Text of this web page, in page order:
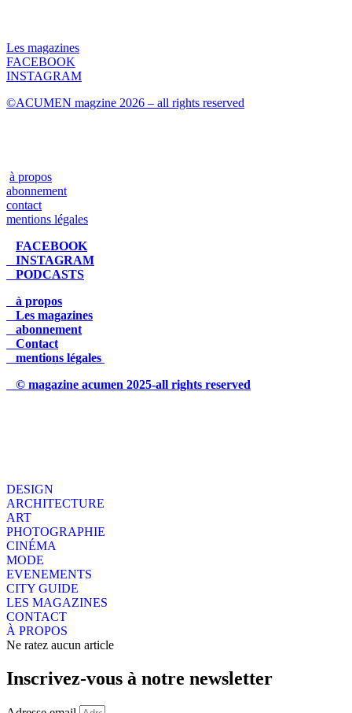
Les magazines
FACEBOOK
INSTAGRAM
©ACUMEN magzine 2026 – all rights reserved
à propos
abonnement
contact
mentions légales
FACEBOOK
INSTAGRAM
PODCASTS
à propos
Les magazines
abonnement
Contact
mentions légales
© magazine acumen 2025-all rights reserved
DESIGN
ARCHITECTURE
ART
PHOTOGRAPHIE
CINÉMA
MODE
EVENEMENTS
CITY GUIDE
LES MAGAZINES
CONTACT
À PROPOS
Ne ratez aucun article
Inscrivez-vous à notre newsletter